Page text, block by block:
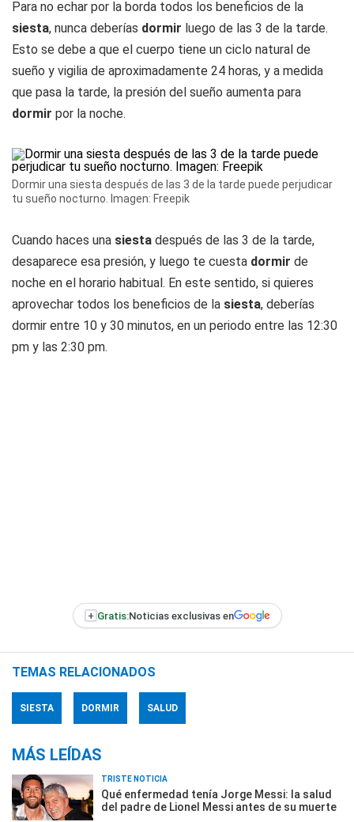
Para no echar por la borda todos los beneficios de la
siesta, nunca deberías dormir luego de las 3 de la tarde.
Esto se debe a que el cuerpo tiene un ciclo natural de
sueño y vigilia de aproximadamente 24 horas, y a medida
que pasa la tarde, la presión del sueño aumenta para
dormir por la noche.
Dormir una siesta después de las 3 de la tarde puede perjudicar
tu sueño nocturno. Imagen: Freepik
Cuando haces una siesta después de las 3 de la tarde,
desaparece esa presión, y luego te cuesta dormir de
noche en el horario habitual. En este sentido, si quieres
aprovechar todos los beneficios de la siesta, deberías
dormir entre 10 y 30 minutos, en un periodo entre las 12:30
pm y las 2:30 pm.
+ Gratis:Noticias exclusivas en
TEMAS RELACIONADOS
SIESTA DORMIR SALUD
MÁS LEÍDAS
TRISTE NOTICIA
Qué enfermedad tenía Jorge Messi: la salud
del padre de Lionel Messi antes de su muerte